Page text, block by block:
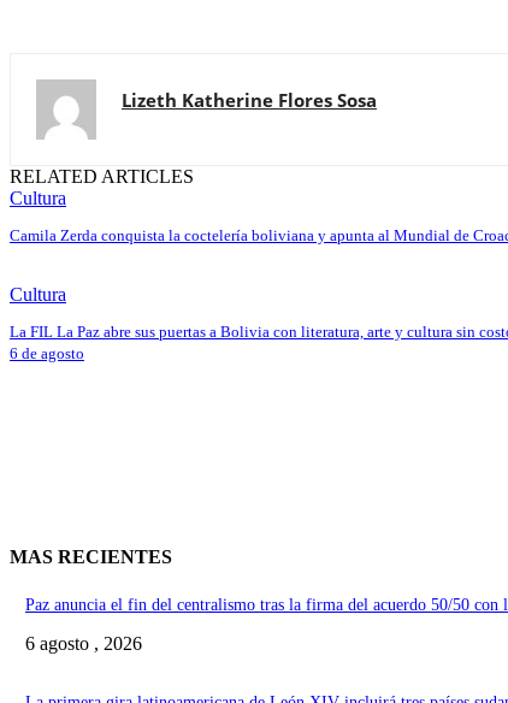
Lizeth Katherine Flores Sosa
RELATED ARTICLES
Cultura
Camila Zerda conquista la coctelería boliviana y apunta al Mundial de
Cultura
La FIL La Paz abre sus puertas a Bolivia con literatura, arte y cultura sin
6 de agosto
MAS RECIENTES
Paz anuncia el fin del centralismo tras la firma del acuerdo 50/50 con
6 agosto , 2026